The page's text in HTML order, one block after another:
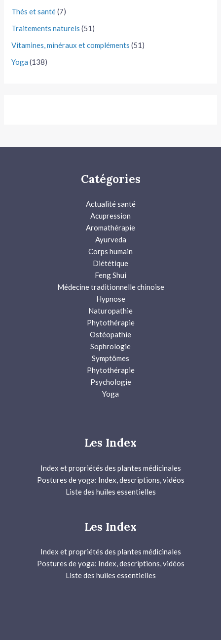
Thés et santé(7)
Traitements naturels (51)
Vitamines, minéraux et compléments (51)
Yoga (138)
Catégories
Actualité santé
Acupression
Aromathérapie
Ayurveda
Corps humain
Diététique
Feng Shui
Médecine traditionnelle chinoise
Hypnose
Naturopathie
Phytothérapie
Ostéopathie
Sophrologie
Symptômes
Phytothérapie
Psychologie
Yoga
Les Index
Index et propriétés des plantes médicinales
Postures de yoga: Index, descriptions, vidéos
Liste des huiles essentielles
Les Index
Index et propriétés des plantes médicinales
Postures de yoga: Index, descriptions, vidéos
Liste des huiles essentielles